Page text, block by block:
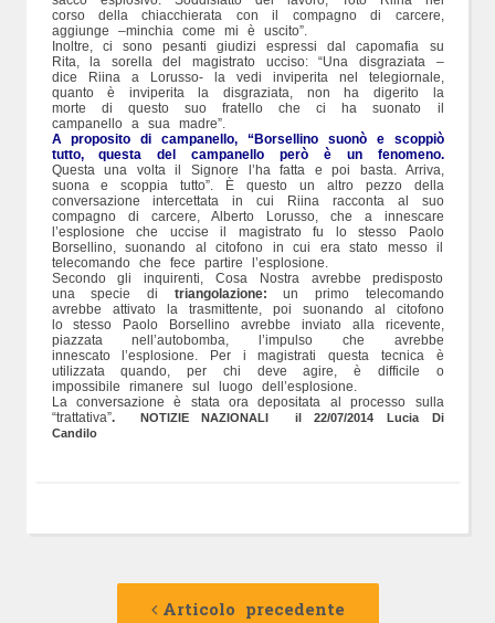
corso della chiacchierata con il compagno di carcere,
aggiunge –minchia come mi è uscito”.
Inoltre, ci sono pesanti giudizi espressi dal capomafia su
Rita, la sorella del magistrato ucciso: “Una disgraziata –
dice Riina a Lorusso- la vedi inviperita nel telegiornale,
quanto è inviperita la disgraziata, non ha digerito la
morte di questo suo fratello che ci ha suonato il
campanello a sua madre”.
A proposito di campanello, “Borsellino suonò e scoppiò
tutto, questa del campanello però è un fenomeno.
Questa una volta il Signore l’ha fatta e poi basta. Arriva,
suona e scoppia tutto”. È questo un altro pezzo della
conversazione intercettata in cui Riina racconta al suo
compagno di carcere, Alberto Lorusso, che a innescare
l’esplosione che uccise il magistrato fu lo stesso Paolo
Borsellino, suonando al citofono in cui era stato messo il
telecomando che fece partire l’esplosione.
Secondo gli inquirenti, Cosa Nostra avrebbe predisposto
una specie di triangolazione:un primo telecomando
avrebbe attivato la trasmittente, poi suonando al citofono
lo stesso Paolo Borsellino avrebbe inviato alla ricevente,
piazzata nell’autobomba, l’impulso che avrebbe
innescato l’esplosione. Per i magistrati questa tecnica è
utilizzata quando, per chi deve agire, è difficile o
impossibile rimanere sul luogo dell’esplosione.
La conversazione è stata ora depositata al processo sulla
“trattativa”.
NOTIZIE NAZIONALI il 22/07/2014 Lucia Di
Candilo
Navigazione
Articolo precedente
Articolo